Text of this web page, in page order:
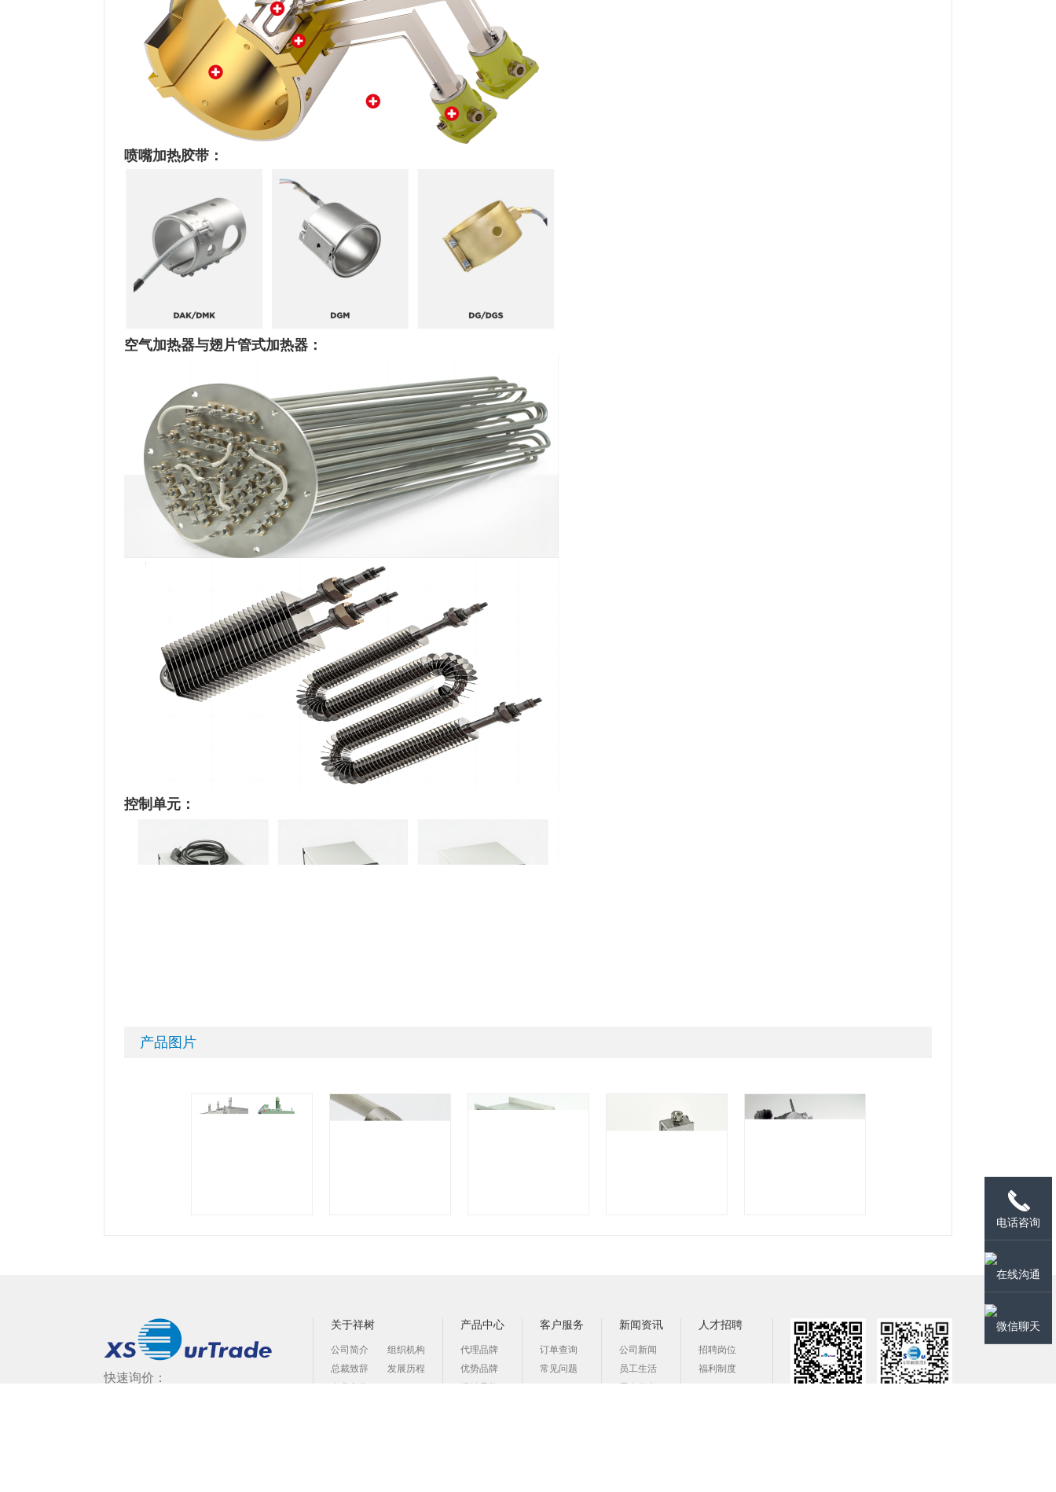
喷嘴加热胶带 ：
空气加热器与翅片管式加热器：
控制单元：
产品图片
快速询价：
关于祥树
公司简介
组织机构
总裁致辞
发展历程
产品中心
代理品牌
优势品牌
客户服务
订单查询
常见问题
新闻资讯
公司新闻
员工生活
人才招聘
招聘岗位
福利制度
电话咨询
在线沟通
微信聊天